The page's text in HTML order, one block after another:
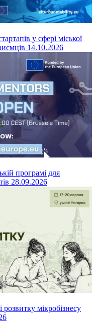
у сфері міської
14.10.2026
програмі для
28.09.2026
мікробізнесу